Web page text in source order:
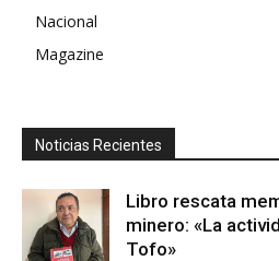
Nacional
Magazine
Noticias Recientes
Libro rescata
minero: «La
Tofo»